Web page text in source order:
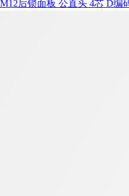
M12后锁面板 公直头 4芯 D编